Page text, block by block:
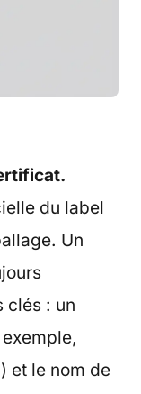
du label
Un
clés : un
et le nom de